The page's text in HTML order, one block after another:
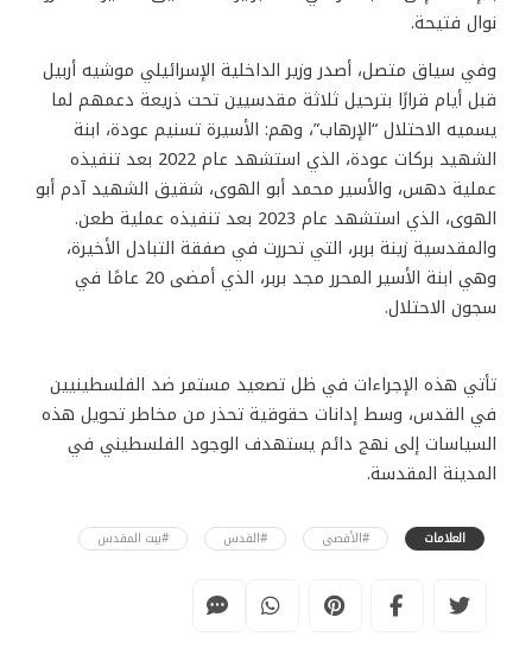
نوال فتيحة.
وفي سياق متصل، أصدر وزير الداخلية الإسرائيلي موشيه أربيل
قبل أيام قرارًا بترحيل ثلاثة مقدسيين تحت ذريعة دعمهم لما
يسميه الاحتلال “الإرهاب”، وهم: الأسيرة تسنيم عودة، ابنة
الشهيد بركات عودة، الذي استشهد عام 2022 بعد تنفيذه
عملية دهس، والأسير محمد أبو الهوى، شقيق الشهيد آدم أبو
الهوى، الذي استشهد عام 2023 بعد تنفيذه عملية طعن.
والمقدسية زينة بربر، التي تحررت في صفقة التبادل الأخيرة،
وهي ابنة الأسير المحرر مجد بربر، الذي أمضى 20 عامًا في
سجون الاحتلال.
تأتي هذه الإجراءات في ظل تصعيد مستمر ضد الفلسطينيين
في القدس، وسط إدانات حقوقية تحذر من مخاطر تحويل هذه
السياسات إلى نهج دائم يستهدف الوجود الفلسطيني في
المدينة المقدسة.
العلامات #الأقصى #القدس #بيت المقدس